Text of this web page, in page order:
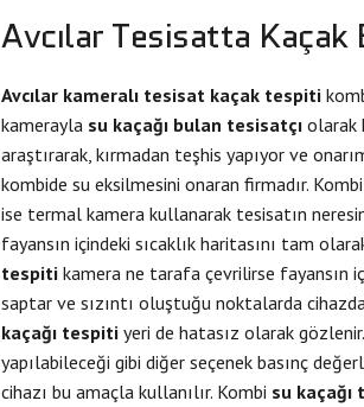
Avcılar Tesisatta
Avcılar kameralı tesisat kaçak tespiti
kamerayla su kaçağı bulan tesisatçı olarak
araştırarak, kırmadan teşhis yapıyor ve
kombide su eksilmesini onaran firmadır.
ise termal kamera kullanarak tesisatın
fayansın içindeki sıcaklık haritasını tam
tespiti kamera ne tarafa çevrilirse fayansın
saptar ve sızıntı oluştuğu noktalarda
kaçağı tespiti yeri de hatasız olarak
yapılabileceği gibi diğer seçenek basınç
cihazı bu amaçla kullanılır. Kombi su kaçağı